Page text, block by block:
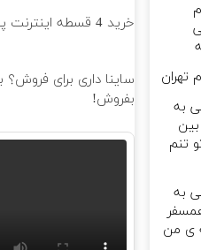
خرید 4 قسطه اینترنت پیشگامان ☎️ بدون نیاز به تلفن
ساینا داری برای فروش؟
بفروش!
تهران
به
تنم
به
ی من